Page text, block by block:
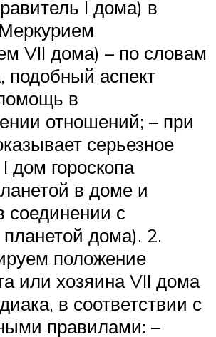
I дома) в
VII дома) – по словам
подобный аспект
в
отношений; – при
серьезное
дом гороскопа
в доме и
соединении с
дома). 2.
положение
или хозяина VII дома
в соответствии с
правилами: –